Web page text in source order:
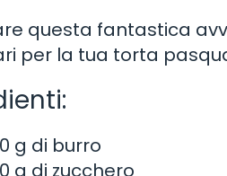
questa fantastica
per la tua torta
g di burro
g di zucchero